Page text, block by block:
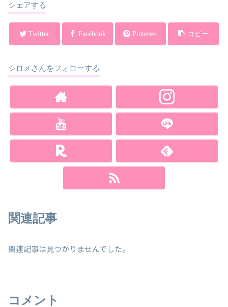
シェアする
Twitter Facebook Pinterest コピー
シロメさんをフォローする
関連記事
関連記事は見つかりませんでした。
コメント